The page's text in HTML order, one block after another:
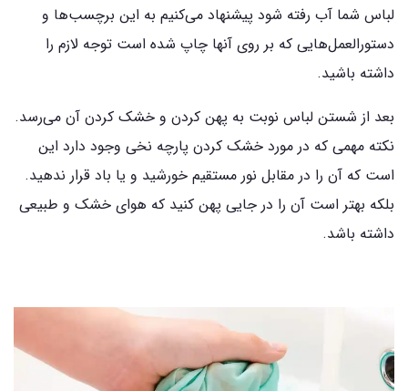
لباس شما آب رفته شود پیشنهاد می‌کنیم به این برچسب‌ها و
دستورالعمل‌هایی که بر روی آنها چاپ شده است توجه لازم را
داشته باشید.
بعد از شستن لباس نوبت به پهن کردن و خشک کردن آن می‌رسد.
نکته مهمی که در مورد خشک کردن پارچه نخی وجود دارد این
است که آن را در مقابل نور مستقیم خورشید و یا باد قرار ندهید.
بلکه بهتر است آن را در جایی پهن کنید که هوای خشک و طبیعی
داشته باشد.